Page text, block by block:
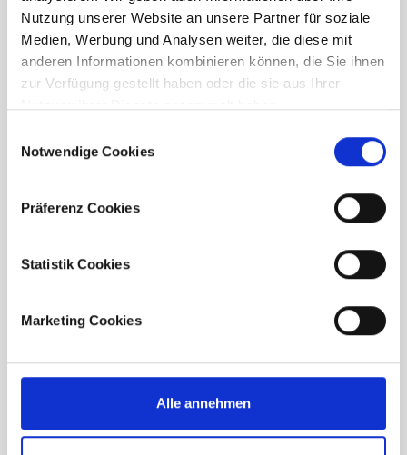
Nutzung unserer Website an unsere Partner für soziale
Medien, Werbung und Analysen weiter, die diese mit
anderen Informationen kombinieren können, die Sie ihnen
zur Verfügung gestellt haben oder die sie aus Ihrer
Selection
Notwendige Cookies
Präferenz Cookies
Statistik Cookies
Marketing Cookies
Alle annehmen
Nachname*
E-Mail Adresse*
Datenschutzbestimmungen
Anfrage absenden